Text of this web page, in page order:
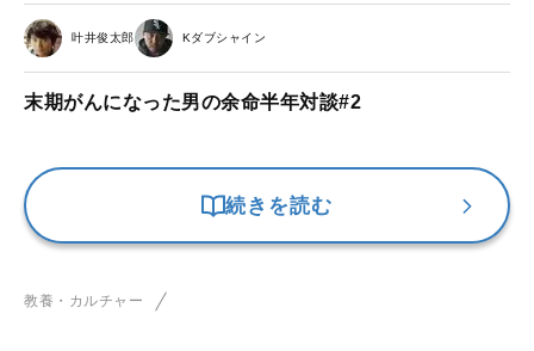
叶井俊太郎 Kダブシャイン
末期がんになった男の余命半年対談#2
続きを読む
教養・カルチャー